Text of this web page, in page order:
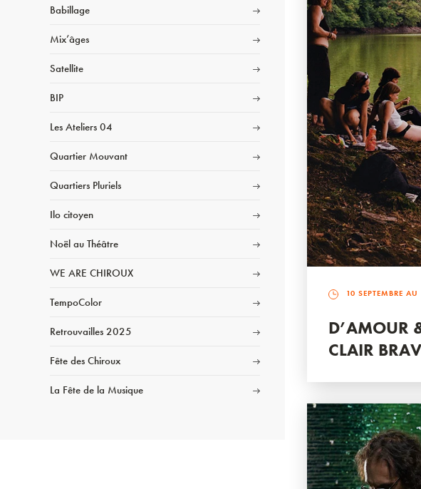
Babillage
Mix’âges
Satellite
BIP
Les Ateliers 04
Quartier Mouvant
Quartiers Pluriels
Ilo citoyen
Noël au Théâtre
WE ARE CHIROUX
TempoColor
Retrouvailles 2025
Fête des Chiroux
La Fête de la Musique
10 SEPTEMBRE
D’AMOUR
CLAIR